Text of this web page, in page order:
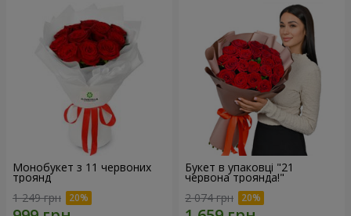
Монобукет з 11 червоних
троянд
1 249 грн
Букет в упаковці "21
червона троянда!"
2 074 грн